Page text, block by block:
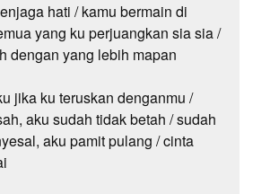
hati / kamu bermain di
yang ku perjuangkan sia sia /
dengan yang lebih mapan
jika ku teruskan denganmu /
aku sudah tidak betah / sudah
aku pamit pulang / cinta